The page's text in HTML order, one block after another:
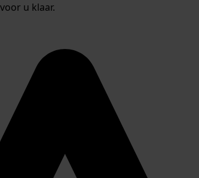
u klaar.